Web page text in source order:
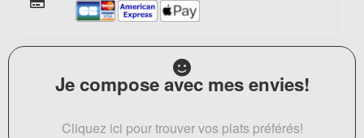
Je compose avec mes envies!
Cliquez ici pour trouver vos plats préférés!